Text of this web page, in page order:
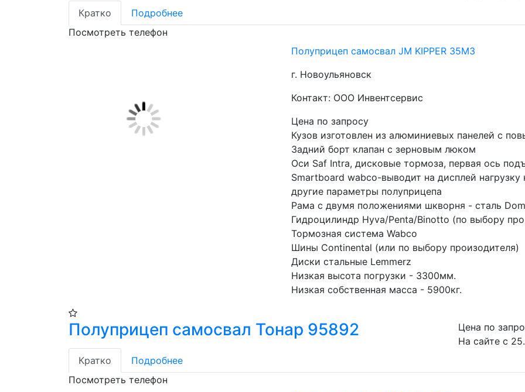
Кратко
Подробнее
Посмотреть телефон
Полуприцеп самосвал JM KIPPER 35М3
г. Новоульяновск
Контакт: ООО Инвентсервис
Цена по запросу
Кузов изготовлен из алюминиевых панелей с
Задний борт клапан с зерновым люком
Оси Saf Intra, дисковые тормоза, первая ось
Smartboard wabco-выводит на дисплей
другие параметры полуприцепа
Рама с двумя положениями шкворня - сталь
Гидроцилиндр Hyva/Penta/Binotto (по выбору
Тормозная система Wabco
Шины Continental (или по выбору произодителя)
Диски стальные Lemmerz
Низкая высота погрузки - 3300мм.
Низкая собственная масса - 5900кг.
Полуприцеп самосвал Тонар 95892
Цена по
На сайте с
Кратко
Подробнее
Посмотреть телефон